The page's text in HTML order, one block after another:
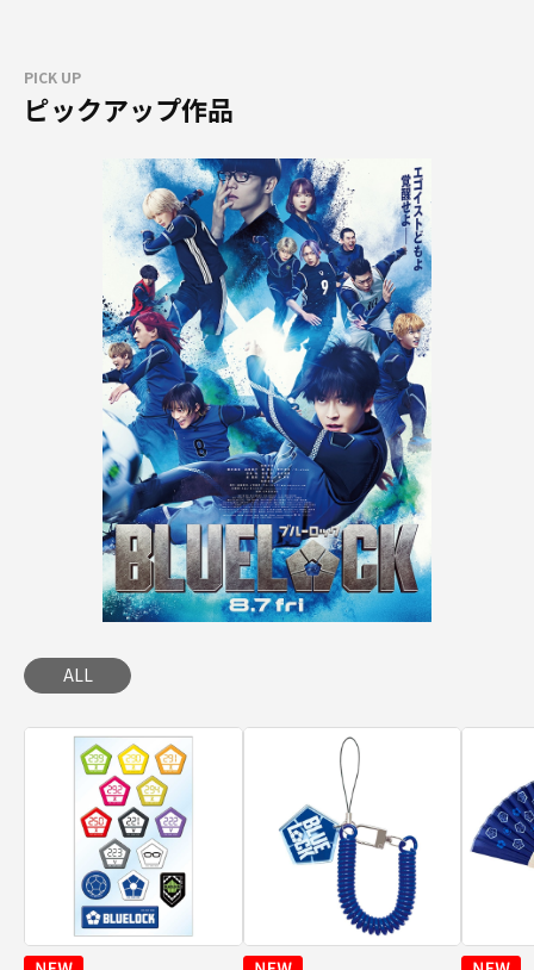
PICK UP
ピックアップ作品
ALL